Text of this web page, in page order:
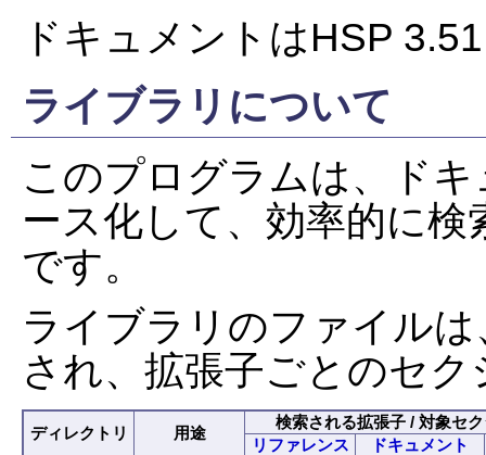
ドキュメントはHSP 3.51
ライブラリについて
このプログラムは、ド
ース化して、効率的に
です。
ライブラリのファイル
され、拡張子ごとのセ
ディレクトリ 用途
検索される拡張子 / 対象セ
リファレンス
ドキュメント